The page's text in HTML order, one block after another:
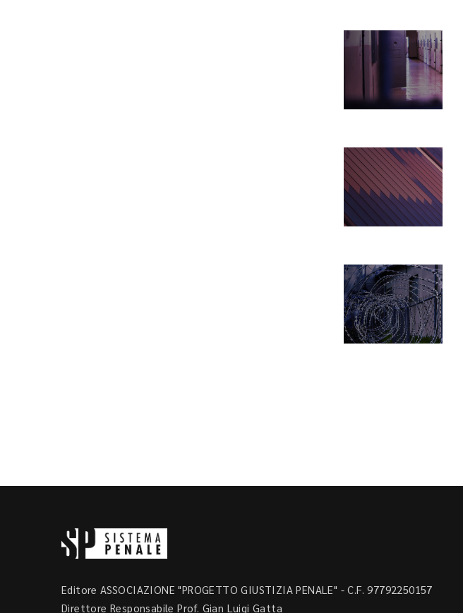
Editore ASSOCIAZIONE "PROGETTO GIUSTIZIA PENALE" - C.F. 97792250157
Direttore Responsabile Prof. Gian Luigi Gatta